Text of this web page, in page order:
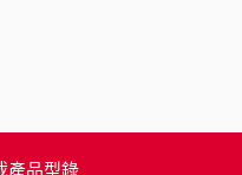
產品型錄